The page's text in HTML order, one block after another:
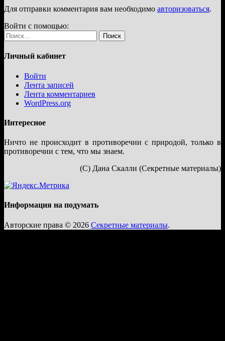
Для отправки комментария вам необходимо авторизоваться.
Войти с помощью:
Найти:
Личный кабинет
Войти
Лента записей
Лента комментариев
WordPress.org
Интересное
Ничто не происходит в противоречии с природой, только в
противоречии с тем, что мы знаем.
(С) Дана Скалли (Секретные материалы)
Информация на подумать
Авторские права © 2026 Секретные материалы.